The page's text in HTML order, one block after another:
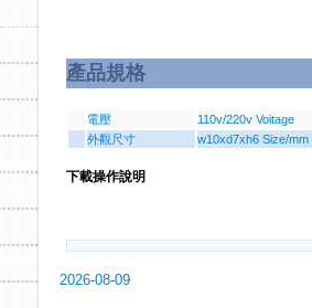
產品規格
電壓
110v/220v Voitage
外觀尺寸
w10xd7xh6 Size/mm
下載操作說明
2026-08-09